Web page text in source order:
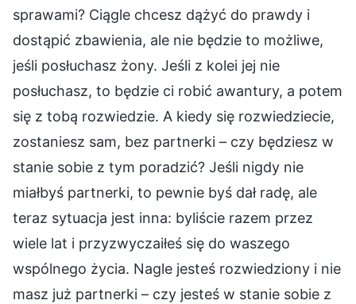
sprawami? Ciągle chcesz dążyć do prawdy i
dostąpić zbawienia, ale nie będzie to możliwe,
jeśli posłuchasz żony. Jeśli z kolei jej nie
posłuchasz, to będzie ci robić awantury, a potem
się z tobą rozwiedzie. A kiedy się rozwiedziecie,
zostaniesz sam, bez partnerki – czy będziesz w
stanie sobie z tym poradzić? Jeśli nigdy nie
miałbyś partnerki, to pewnie byś dał radę, ale
teraz sytuacja jest inna: byliście razem przez
wiele lat i przyzwyczaiłeś się do waszego
wspólnego życia. Nagle jesteś rozwiedziony i nie
masz już partnerki – czy jesteś w stanie sobie z